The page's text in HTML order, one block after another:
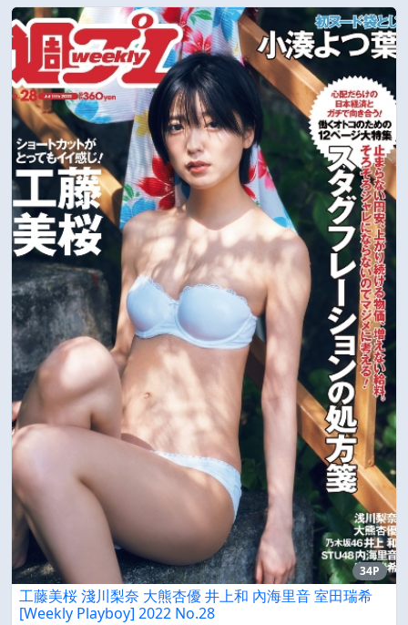
34P
工藤美桜 淺川梨奈 大熊杏優 井上和 內海里音 室田瑞希
[Weekly Playboy] 2022 No.28